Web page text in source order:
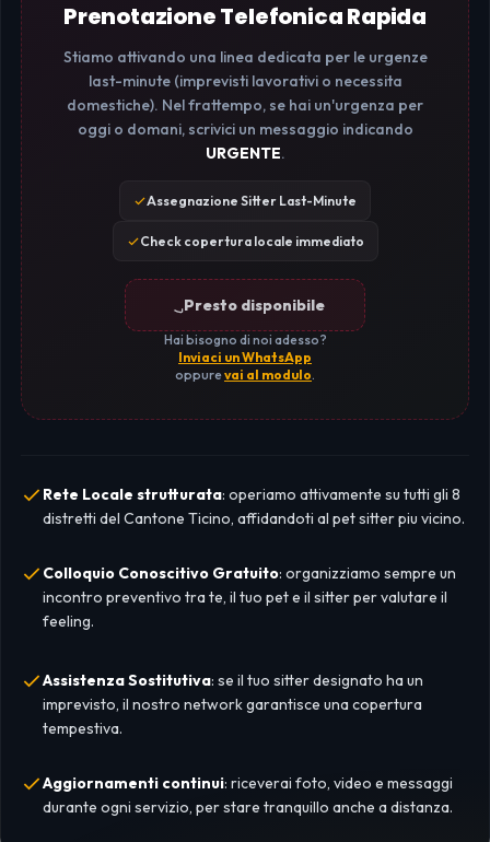
Prenotazione Telefonica Rapida
Stiamo attivando una linea dedicata per le urgenze
last-minute (imprevisti lavorativi o necessita
domestiche). Nel frattempo, se hai un'urgenza per
oggi o domani, scrivici un messaggio indicando
URGENTE.
Assegnazione Sitter Last-Minute
Check copertura locale immediato
Presto disponibile
Hai bisogno di noi adesso?
Inviaci un WhatsApp
oppurevai al modulo.
Rete Locale strutturata: operiamo attivamente su tutti gli 8
distretti del Cantone Ticino, affidandoti al pet sitter piu vicino.
Colloquio Conoscitivo Gratuito: organizziamo sempre un
incontro preventivo tra te, il tuo pet e il sitter per valutare il
feeling.
Assistenza Sostitutiva: se il tuo sitter designato ha un
imprevisto, il nostro network garantisce una copertura
tempestiva.
Aggiornamenti continui: riceverai foto, video e messaggi
durante ogni servizio, per stare tranquillo anche a distanza.